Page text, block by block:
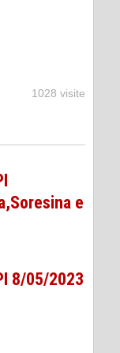
1028 visite
e
8/05/2023